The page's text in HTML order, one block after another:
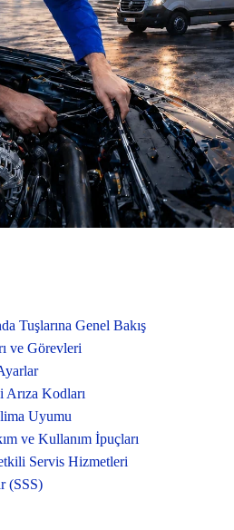
Tuşlarına Genel Bakış
ve Görevleri
Kodları
Uyumu
ve Kullanım İpuçları
Servis Hizmetleri
(SSS)